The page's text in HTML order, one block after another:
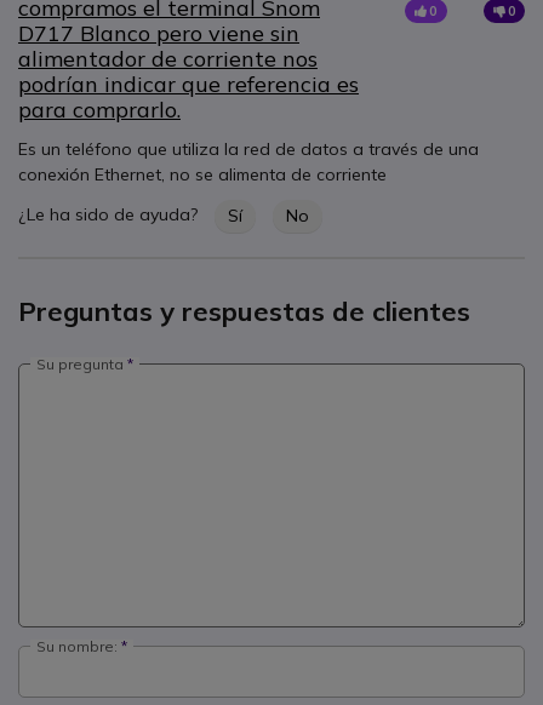
compramos el terminal Snom
D717 Blanco pero viene sin
alimentador de corriente nos
podrían indicar que referencia es
para comprarlo.
0 0
Es un teléfono que utiliza la red de datos a través de una
conexión Ethernet, no se alimenta de corriente
¿Le ha sido de ayuda?
Sí No
Preguntas y respuestas de clientes
Su pregunta
Su nombre: